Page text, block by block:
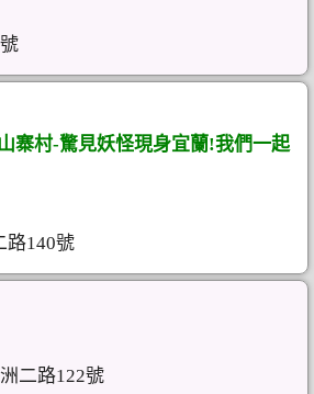
寨村-驚見妖怪現身宜蘭!我們一起
路140號
二路122號